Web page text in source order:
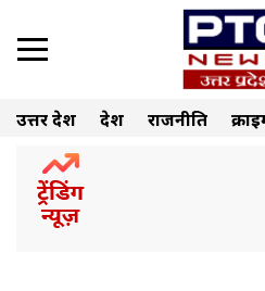
उत्तर प्रदेश देश राजनीति